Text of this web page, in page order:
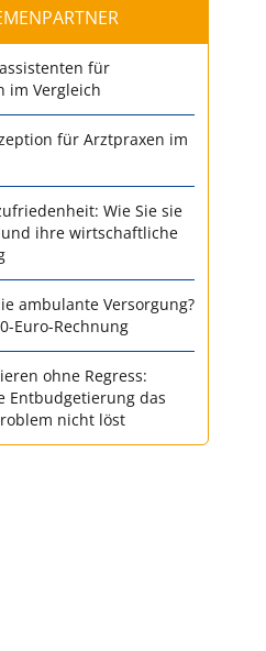
für
im Vergleich
für Arztpraxen im
Wie Sie sie
ihre wirtschaftliche
ambulante Versorgung?
Euro-Rechnung
ohne Regress:
Entbudgetierung das
nicht löst